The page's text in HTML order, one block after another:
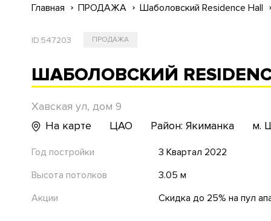
Главная ПРОДАЖА Шаболовский Residence Hall
ID:547203 ПРОДАЖА
ШАБОЛОВСКИЙ
Хавская ул, дом 9
На карте
ЦАО Район: Якиманка м.
Год постройки
3 Квартал 2022
Высота потолков
3.05 м
Акции
Скидка до 25% на пул